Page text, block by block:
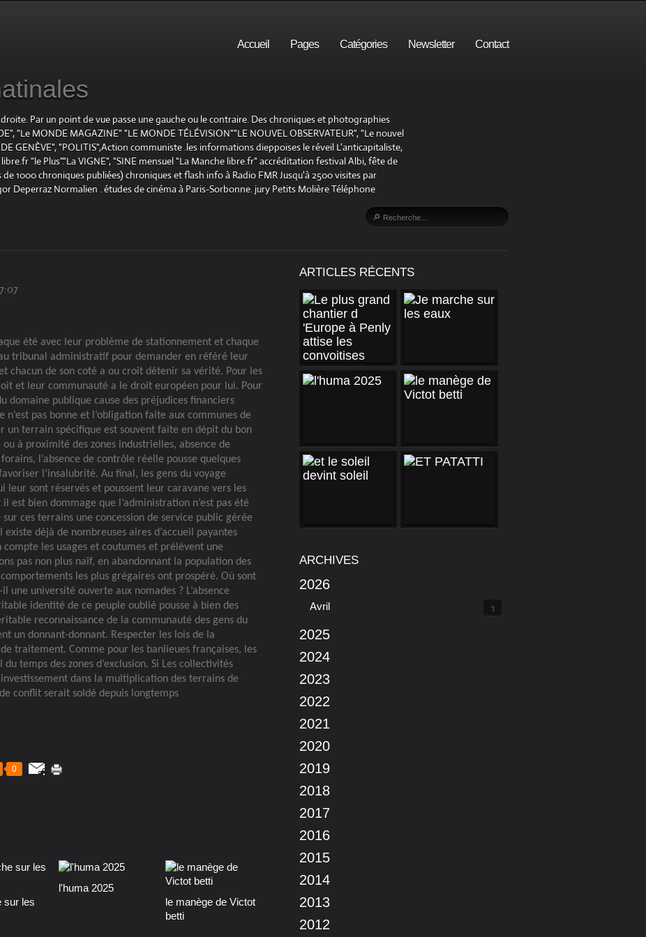
Accueil Pages Catégories Newsletter Contact
Par un point de vue passe une gauche ou le contraire. Des chroniques et photographies
"Le MONDE MAGAZINE" "LE MONDE TÉLÉVISION""LE NOUVEL OBSERVATEUR", "Le nouvel
DE GENÈVE", "POLITIS",Action communiste .les informations dieppoises le réveil L'anticapitaliste,
"le Plus"."La VIGNE", "SINE mensuel "La Manche libre.fr" accréditation festival Albi, fête de
1000 chroniques publiées) chroniques et flash info à Radio FMR Jusqu'à 2500 visites par
Deperraz Normalien . études de cinéma à Paris-Sorbonne. jury Petits Molière Téléphone
été avec leur problème de stationnement et chaque
tribunal administratif pour demander en référé leur
chacun de son coté a ou croit détenir sa vérité. Pour les
et leur communauté a le droit européen pour lui. Pour
domaine publique cause des préjudices financiers
pas bonne et l’obligation faite aux communes de
un terrain spécifique est souvent faite en dépit du bon
ou à proximité des zones industrielles, absence de
l’absence de contrôle réelle pousse quelques
l’insalubrité. Au final, les gens du voyage
leur sont réservés et poussent leur caravane vers les
est bien dommage que l’administration n’est pas été
ces terrains une concession de service public gérée
déjà de nombreuses aires d’accueil payantes
les usages et coutumes et prélèvent une
pas non plus naïf, en abandonnant la population des
les plus grégaires ont prospéré. Où sont
une université ouverte aux nomades ? L’absence
identité de ce peuple oublié pousse à bien des
reconnaissance de la communauté des gens du
un donnant-donnant. Respecter les lois de la
traitement. Comme pour les banlieues françaises, les
temps des zones d’exclusion. Si Les collectivités
dans la multiplication des terrains de
conflit serait soldé depuis longtemps
0
sur les
l'huma 2025
le manège de Victot
betti
ARTICLES RÉCENTS
ARCHIVES
2026
Avril 1
2025
2024
2023
2022
2021
2020
2019
2018
2017
2016
2015
2014
2013
2012